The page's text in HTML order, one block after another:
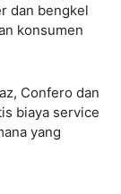
dan bengkel
konsumen
Confero dan
biaya service
yang